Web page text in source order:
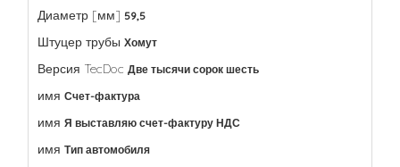
Диаметр [мм] 59,5
Штуцер трубы Хомут
Версия TecDoc Две тысячи сорок шесть
имя Счет-фактура
имя Я выставляю счет-фактуру НДС
имя Тип автомобиля